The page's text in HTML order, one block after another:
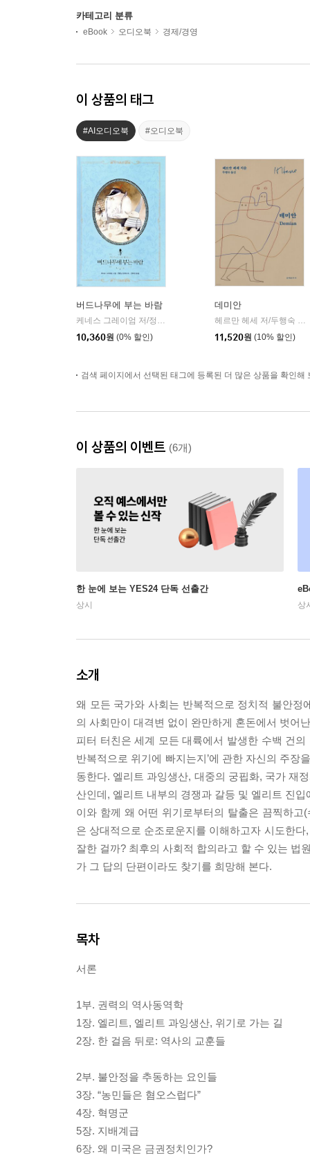
카테고리 분류
eBook 오디오북 경제/경영
이 상품의 태그
#AI오디오북 #오디오북
버드나무에 부는 바람
| 인디고(글담)
10,360원 (0% 할인)
데미안
11,520원 (10% 할인)
검색 페이지에서 선택된 태그에 등록된 더 많은 상품을 확인해
이 상품의 이벤트 (6개)
한 눈에 보는 YES24 단독 선출간
상시 상
소개
왜 모든 국가와 사회는 반복적으로 정치적 불안
의 사회만이 대격변 없이 완만하게 혼돈에서 벗어
피터 터친은 세계 모든 대륙에서 발생한 수백 건
반복적으로 위기에 빠지는지’에 관한 자신의 주
동한다. 엘리트 과잉생산, 대중의 궁핍화, 국가 재
산인데, 엘리트 내부의 경쟁과 갈등 및 엘리트 진
이와 함께 왜 어떤 위기로부터의 탈출은 끔찍하
은 상대적으로 순조로운지를 이해하고자 시도한
잘한 걸까? 최후의 사회적 합의라고 할 수 있는 법
가 그 답의 단편이라도 찾기를 희망해 본다.
목차
서론
1부. 권력의 역사동역학
1장. 엘리트, 엘리트 과잉생산, 위기로 가는 길
2장. 한 걸음 뒤로: 역사의 교훈들
2부. 불안정을 추동하는 요인들
3장. “농민들은 혐오스럽다”
4장. 혁명군
5장. 지배계급
6장. 왜 미국은 금권정치인가?